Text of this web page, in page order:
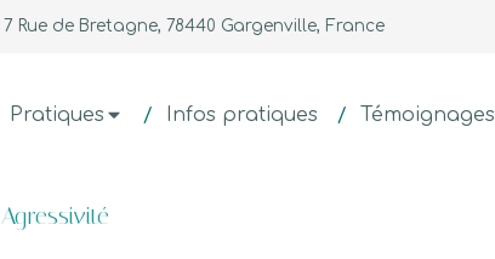
7 Rue de Bretagne, 78440 Gargenville, France
Pratiques Infos pratiques Témoignages
Agressivité